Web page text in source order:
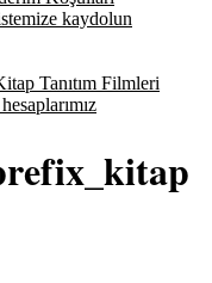
kaydolun
Tanıtım Filmleri